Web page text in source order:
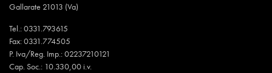
Gallarate 21013 (Va)
Tel.:0331.793615
Fax: 0331.774505
P. Iva/Reg. Imp.: 02237210121
Cap. Soc.: 10.330,00 i.v.